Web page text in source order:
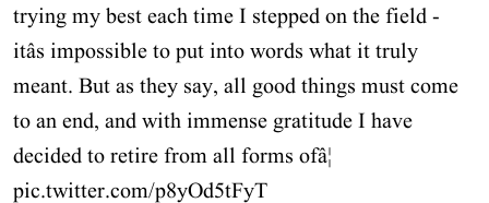
trying my best each time I stepped on the field -
itâs impossible to put into words what it truly
meant. But as they say, all good things must come
to an end, and with immense gratitude I have
decided to retire from all forms ofâ¦
pic.twitter.com/p8yOd5tFyT